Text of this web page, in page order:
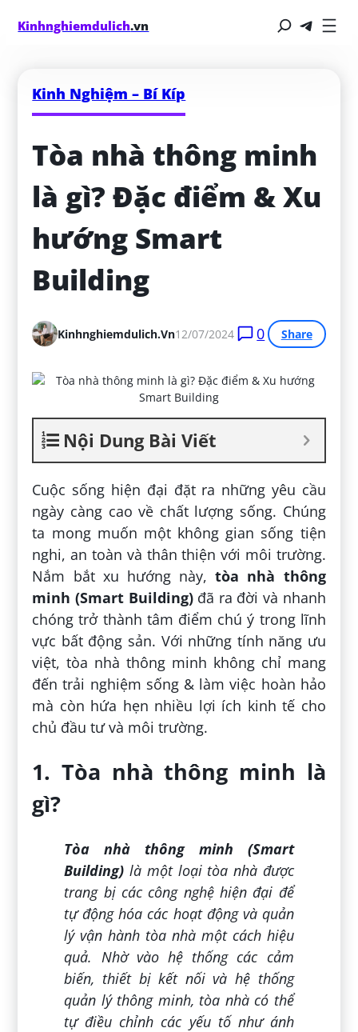
Kinhnghiemdulich.vn
Kinh Nghiệm – Bí Kíp
Tòa nhà thông minh
là gì? Đặc điểm & Xu
hướng Smart
Building
Kinhnghiemdulich.vn12/07/2024 0 Share
Nội Dung Bài Viết
Cuộc sống hiện đại đặt ra những yêu cầu
ngày càng cao về chất lượng sống. Chúng
ta mong muốn một không gian sống tiện
nghi, an toàn và thân thiện với môi trường.
Nắm bắt xu hướng này,tòa nhà thông
minh (Smart Building)đã ra đời và nhanh
chóng trở thành tâm điểm chú ý trong lĩnh
vực bất động sản. Với những tính năng ưu
việt, tòa nhà thông minh không chỉ mang
đến trải nghiệm sống & làm việc hoàn hảo
mà còn hứa hẹn nhiều lợi ích kinh tế cho
chủ đầu tư và môi trường.
1. Tòa nhà thông minh là
gì?
Tòa nhà thông minh (Smart
Building) là một loại tòa nhà được
trang bị các công nghệ hiện đại để
tự động hóa các hoạt động và quản
lý vận hành tòa nhà một cách hiệu
quả. Nhờ vào hệ thống các cảm
biến, thiết bị kết nối và hệ thống
quản lý thông minh, tòa nhà có thể
tự điều chỉnh các yếu tố như ánh